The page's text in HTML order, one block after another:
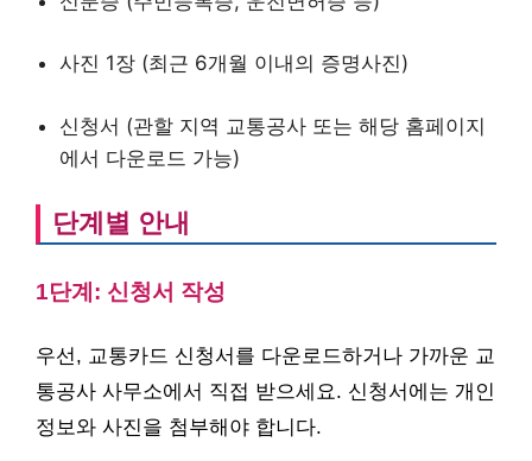
사진 1장 (최근 6개월 이내의 증명사진)
신청서 (관할 지역 교통공사 또는 해당 홈페이지
에서 다운로드 가능)
단계별 안내
1단계: 신청서 작성
우선, 교통카드 신청서를 다운로드하거나 가까운 교
통공사 사무소에서 직접 받으세요. 신청서에는 개인
정보와 사진을 첨부해야 합니다.